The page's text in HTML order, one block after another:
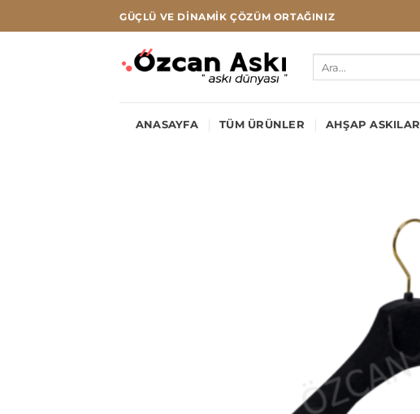
atla
GÜÇLÜ VE DINAMIK ÇÖZÜM ORTAĞINIZ
ANASAYFA TÜM ÜRÜNLER AHŞAP ASKILAR